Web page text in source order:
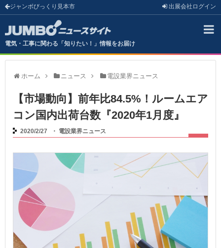
ジャンボびっくり見本市 出展会社 ログイン
電気・工事に関わる「知りたい！」情報をお届け
ホーム ニュース 電設業界ニュース
【市場動向】前年比84.5%！ルームエア
コン国内出荷台数『2020年1月度』
2020/2/27 ・ 電設業界ニュース